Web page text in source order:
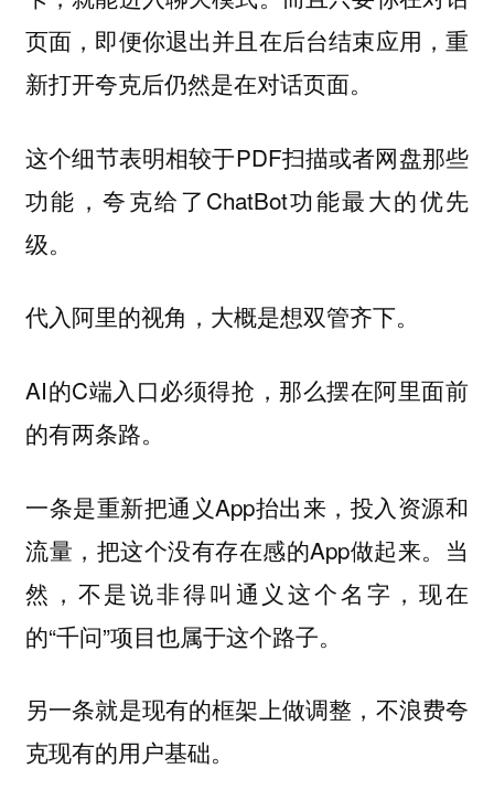
页面，即便你退出并且在后台结束应用，重
新打开夸克后仍然是在对话页面。
这个细节表明相较于PDF扫描或者网盘那些
功能，夸克给了ChatBot功能最大的优先
级。
代入阿里的视角，大概是想双管齐下。
AI的C端入口必须得抢，那么摆在阿里面前
的有两条路。
一条是重新把通义App抬出来，投入资源和
流量，把这个没有存在感的App做起来。当
然，不是说非得叫通义这个名字，现在
的“千问”项目也属于这个路子。
另一条就是现有的框架上做调整，不浪费夸
克现有的用户基础。